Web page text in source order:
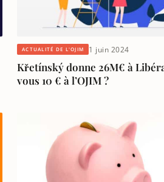
ACTUALITÉ DE L'OJIM 1 juin 2024
Křetínský donne 26M€ à
vous 10 € à l’OJIM ?